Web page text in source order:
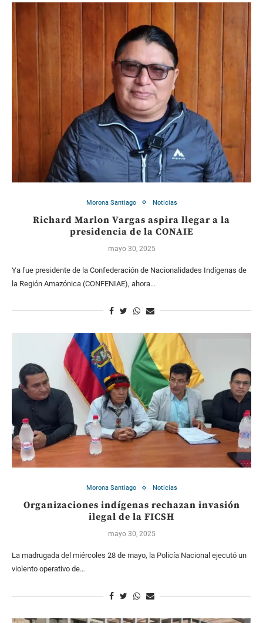
Morona Santiago Noticias
Richard Marlon Vargas aspira llegar a la
presidencia de la CONAIE
mayo 30, 2025
Ya fue presidente de la Confederación de Nacionalidades Indígenas de
la Región Amazónica (CONFENIAE), ahora…
Morona Santiago Noticias
Organizaciones indígenas rechazan invasión
ilegal de la FICSH
mayo 30, 2025
La madrugada del miércoles 28 de mayo, la Policía Nacional ejecutó un
violento operativo de…